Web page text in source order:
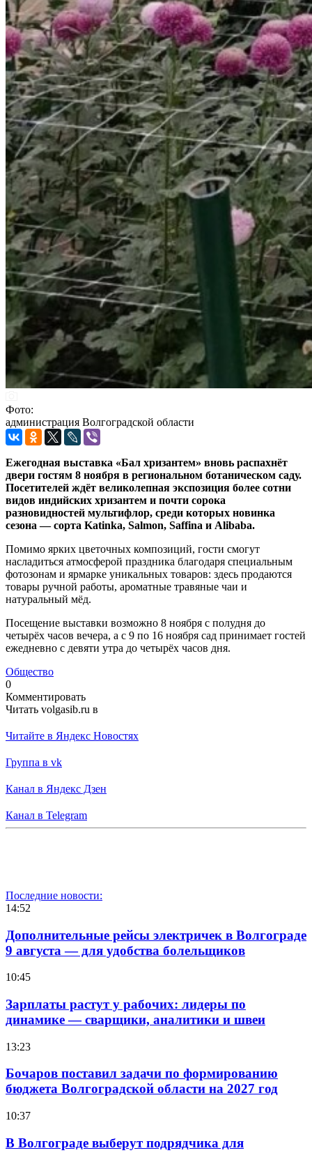
Фото:
администрация Волгоградской области
Ежегодная выставка «Бал хризантем» вновь распахнёт
двери гостям 8 ноября в региональном ботаническом саду.
Посетителей ждёт великолепная экспозиция более сотни
видов индийских хризантем и почти сорока
разновидностей мультифлор, среди которых новинка
сезона — сорта Katinka, Salmon, Saffina и Alibaba.
Помимо ярких цветочных композиций, гости смогут
насладиться атмосферой праздника благодаря специальным
фотозонам и ярмарке уникальных товаров: здесь продаются
товары ручной работы, ароматные травяные чаи и
натуральный мёд.
Посещение выставки возможно 8 ноября с полудня до
четырёх часов вечера, а с 9 по 16 ноября сад принимает гостей
ежедневно с девяти утра до четырёх часов дня.
Общество
0
Комментировать
Читать volgasib.ru в
Читайте в Яндекс Новостях
Группа в vk
Канал в Яндекс Дзен
Канал в Telegram
Последние новости:
14:52
Дополнительные рейсы электричек в Волгограде
9 августа — для удобства болельщиков
10:45
Зарплаты растут у рабочих: лидеры по
динамике — сварщики, аналитики и швеи
13:23
Бочаров поставил задачи по формированию
бюджета Волгоградской области на 2027 год
10:37
В Волгограде выберут подрядчика для